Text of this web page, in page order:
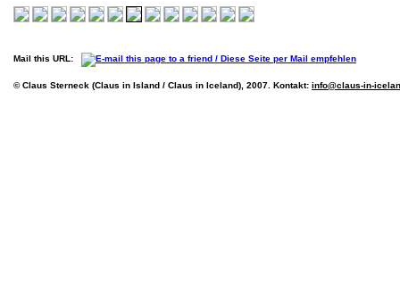
Mail this URL:
© Claus Sterneck (Claus in Island / Claus in Iceland), 2007. Kontakt: info@claus-in-